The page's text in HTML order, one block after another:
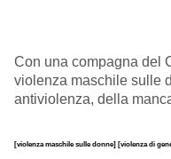
Con una compagna del
violenza maschile sulle
antiviolenza, della
[violenza maschile sulle donne] [violenza di